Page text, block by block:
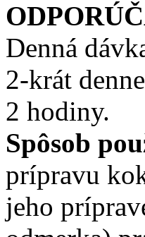
Denná
2-krát
2 hodiny.
Spôsob
prípravu
jeho